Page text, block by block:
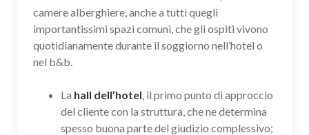
camere alberghiere, anche a tutti quegli
importantissimi spazi comuni, che gli ospiti vivono
quotidianamente durante il soggiorno nell’hotel o
nel b&b.
La hall dell’hotel, il primo punto di approccio
del cliente con la struttura, che ne determina
spesso buona parte del giudizio complessivo;